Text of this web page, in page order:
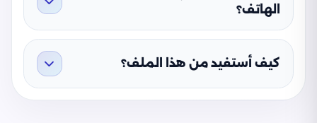
الهاتف؟
كيف أستفيد من هذا الملف؟